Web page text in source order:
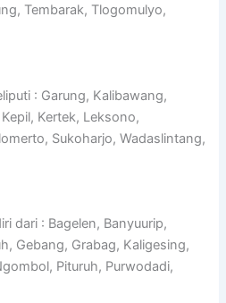
Tembarak, Tlogomulyo,
: Garung, Kalibawang,
Kertek, Leksono,
Sukoharjo, Wadaslintang,
dari : Bagelen, Banyuurip,
Gebang, Grabag, Kaligesing,
Pituruh, Purwodadi,